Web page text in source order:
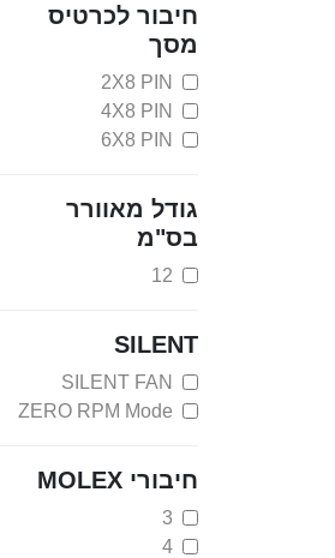
חיבור לכרטיס
מסך
2X8 PIN
4X8 PIN
6X8 PIN
גודל מאוורר
בס"מ
12
SILENT
SILENT FAN
ZERO RPM Mode
חיבורי MOLEX
3
4